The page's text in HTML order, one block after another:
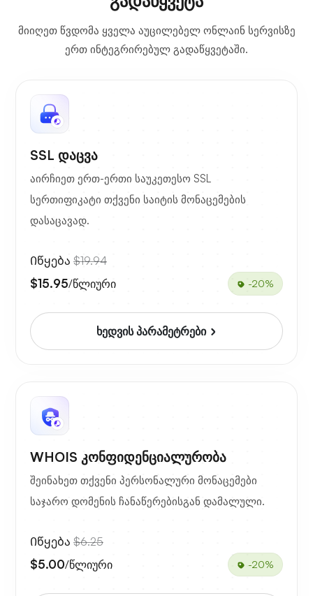
მიიღეთ წვდომა ყველა აუცილებელ ონლაინ სერვისზე
ერთ ინტეგრირებულ გადაწყვეტაში.
SSL დაცვა
აირჩიეთ ერთ-ერთი საუკეთესო SSL
სერთიფიკატი თქვენი საიტის მონაცემების
დასაცავად.
Იწყება $19.94
$15.95/წლიური -20%
ხედვის პარამეტრები
WHOIS კონფიდენციალურობა
შეინახეთ თქვენი პერსონალური მონაცემები
საჯარო დომენის ჩანაწერებისგან დამალული.
Იწყება $6.25
$5.00/წლიური -20%